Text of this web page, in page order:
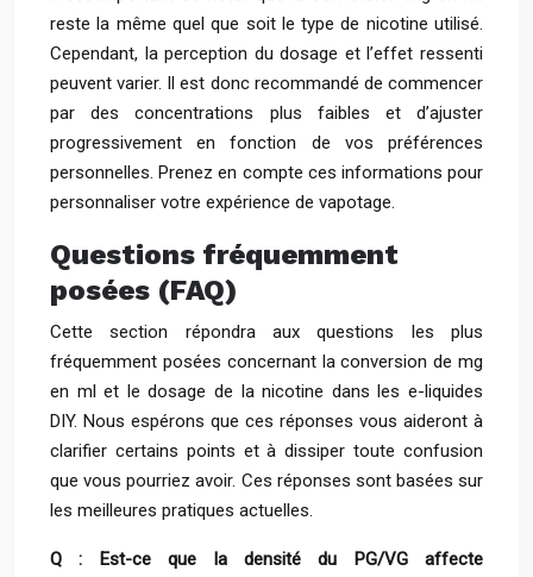
reste la même quel que soit le type de nicotine utilisé.
Cependant, la perception du dosage et l’effet ressenti
peuvent varier. Il est donc recommandé de commencer
par des concentrations plus faibles et d’ajuster
progressivement en fonction de vos préférences
personnelles. Prenez en compte ces informations pour
personnaliser votre expérience de vapotage.
Questions fréquemment
posées (FAQ)
Cette section répondra aux questions les plus
fréquemment posées concernant la conversion de mg
en ml et le dosage de la nicotine dans les e-liquides
DIY. Nous espérons que ces réponses vous aideront à
clarifier certains points et à dissiper toute confusion
que vous pourriez avoir. Ces réponses sont basées sur
les meilleures pratiques actuelles.
Q : Est-ce que la densité du PG/VG affecte